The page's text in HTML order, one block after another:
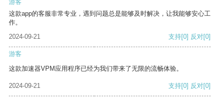
游客
这款app的客服非常专业，遇到问题总是能够及时解决，让我能够安心工
作。
2024-09-21
支持[0] 反对[0]
游客
这款加速器VPM应用程序已经为我们带来了无限的流畅体验。
2024-09-21 支持[0] 反对[0]